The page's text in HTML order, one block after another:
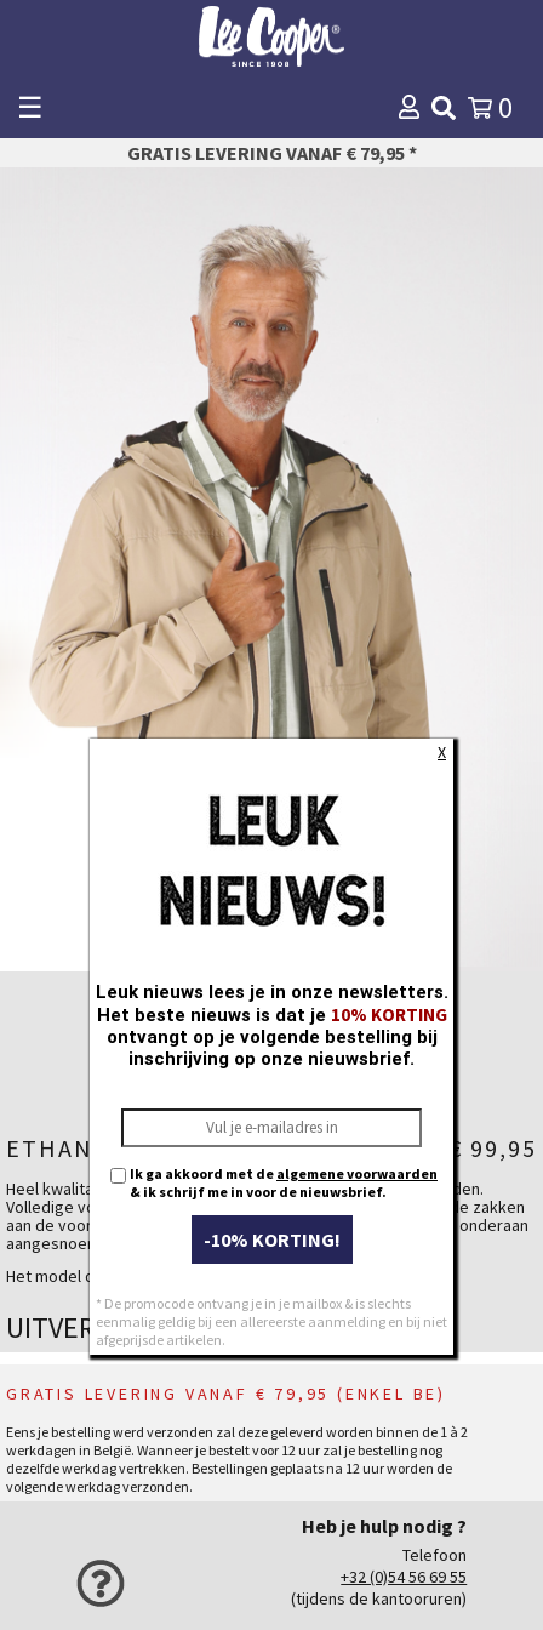
☰ 0
WINKELMANDJE
AFREKENEN
GRATIS LEVERING VANAF € 79,95 *
ETHAN JACKET € 99,95
Heel kwalitatieve zomerjas met kap, perfect voor frisse avonden.
Volledige voering in mesh tegen het transpireren, verschillende zakken
aan de voorkant die zijn ingewerkt met waterproof ritsen. Kan onderaan
aangesnoerd worden.
Het model draagt een Large.
UITVERKOCHT
GRATIS LEVERING VANAF € 79,95 (ENKEL BE)
Eens je bestelling werd verzonden zal deze geleverd worden binnen de 1 à 2
werkdagen in België. Wanneer je bestelt voor 12 uur zal je bestelling nog
dezelfde werkdag vertrekken. Bestellingen geplaats na 12 uur worden de
volgende werkdag verzonden.
Heb je hulp nodig ?
Telefoon
+32 (0)54 56 69 55
(tijdens de kantooruren)
X
Leuk nieuws lees je in onze newsletters.
Het beste nieuws is dat je 10% KORTING
ontvangt op je volgende bestelling bij
inschrijving op onze nieuwsbrief.
Ik ga akkoord met de algemene voorwaarden
& ik schrijf me in voor de nieuwsbrief.
-10% KORTING!
* De promocode ontvang je in je mailbox & is slechts
eenmalig geldig bij een allereerste aanmelding en bij niet
afgeprijsde artikelen.